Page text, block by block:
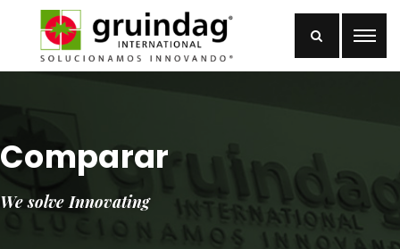
Comparar
We solve Innovating